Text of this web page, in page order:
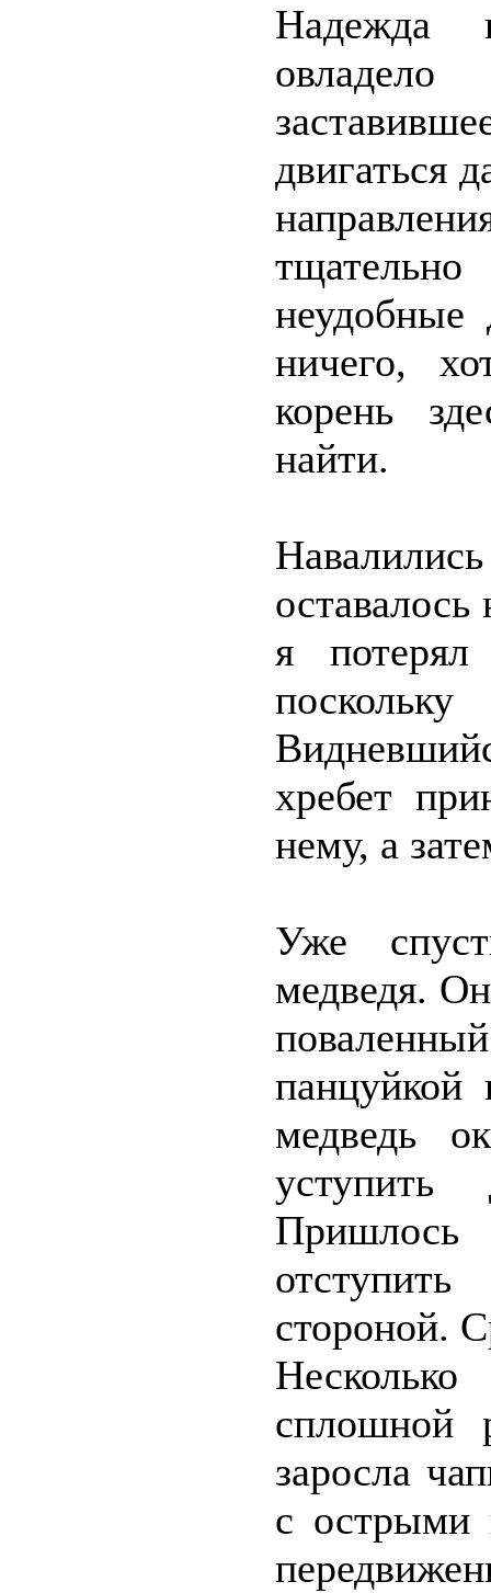
Надежда
двигаться
ничего,
корень
найти.
оставалось
я потерял
хребет
нему, а
Уже
медведя.
медведь
уступить
Пришлось
стороной.
сплошной
заросла
с острыми